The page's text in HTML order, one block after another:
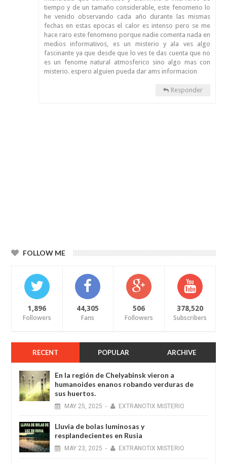
tiempo y de un tamaño considerable, este fenomeno lo
he venido observando cada año durante las mismas
fechas en estas epocas el calor es intenso pero se me
hace raro este fenomeno porque nadie comenta nada en
medios informativos, es un misterio y ala ves algo
fascinante ya que desde que lo ves te das cuenta que no
es un fenome natural atmosferico sino algo mas con
misterio. espero alguien pueda dar ams informacion
Responder
FOLLOW ME
1,896
Followers
44,305
Fans
506
Followers
378,520
Subscribers
RECENT POPULAR ARCHIVE
En la región de Chelyabinsk vieron a
humanoides enanos robando verduras de
sus huertos.
MAY 25, 2025 - EXTRANOTIX MISTERIO
Lluvia de bolas luminosas y
resplandecientes en Rusia
MAY 23, 2025 - EXTRANOTIX MISTERIO